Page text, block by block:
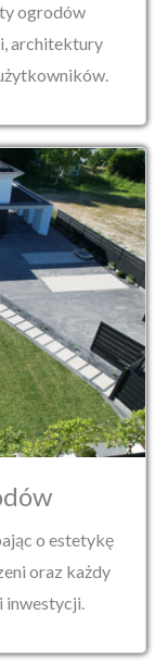
ogrodów
architektury
o estetykę
oraz każdy
inwestycji.